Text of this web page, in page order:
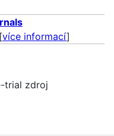
více informací]
trial zdroj